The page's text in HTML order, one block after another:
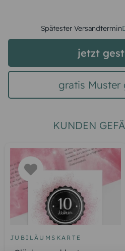
Spätester Versandtermin
jetzt
gratis Muster
KUNDEN
JUBILÄUMSKARTE